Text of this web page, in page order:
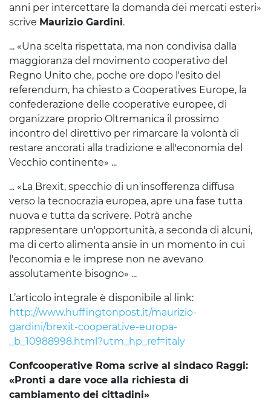
anni per intercettare la domanda dei mercati esteri»
scrive Maurizio Gardini.
... «Una scelta rispettata, ma non condivisa dalla
maggioranza del movimento cooperativo del
Regno Unito che, poche ore dopo l'esito del
referendum, ha chiesto a Cooperatives Europe, la
confederazione delle cooperative europee, di
organizzare proprio Oltremanica il prossimo
incontro del direttivo per rimarcare la volontà di
restare ancorati alla tradizione e all'economia del
Vecchio continente» ...
... «La Brexit, specchio di un'insofferenza diffusa
verso la tecnocrazia europea, apre una fase tutta
nuova e tutta da scrivere. Potrà anche
rappresentare un'opportunità, a seconda di alcuni,
ma di certo alimenta ansie in un momento in cui
l'economia e le imprese non ne avevano
assolutamente bisogno» ...
L’articolo integrale è disponibile al link:
http://www.huffingtonpost.it/maurizio-
gardini/brexit-cooperative-europa-
_b_10988998.html?utm_hp_ref=italy
Confcooperative Roma scrive al sindaco Raggi:
«Pronti a dare voce alla richiesta di
cambiamento dei cittadini»